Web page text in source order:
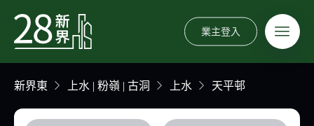
業主登入
新界東 上水 | 粉嶺 | 古洞 上水 天平邨